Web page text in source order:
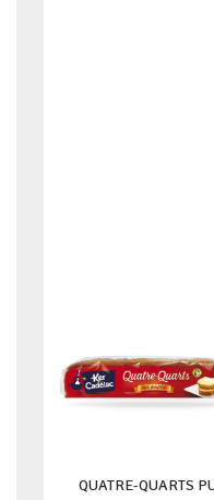
QUATRE-QUARTS